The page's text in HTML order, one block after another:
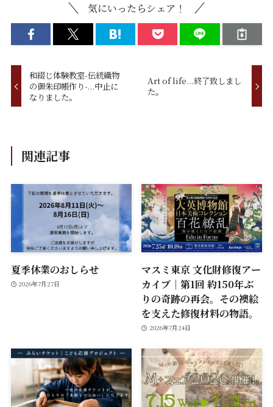
気にいったらシェア！
和綴じ体験教室-伝統織物
の御朱印帳作り-...中止に
なりました。
Art of life...終了致しまし
た。
関連記事
夏季休業のおしらせ
2026年7月27日
マスミ東京 文化財修復アー
カイブ｜第1回 約150年ぶ
りの奇跡の再会。その襖絵
を支えた修復材料の物語。
2026年7月24日